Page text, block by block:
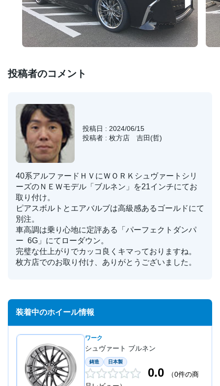
投稿者のコメント
投稿日 : 2024/06/15
投稿者 : 枚方店 吉田(哲)
40系アルファードＨＶにＷＯＲＫシュヴァートシリ
ーズのＮＥＷモデル「ブルネン」を21インチにてお
取り付け。
ピアスボルトとエアバルブは高級感あるゴールドにて
別注。
車高調は乗り心地に定評ある「パーフェクトダンパ
ー 6G」にてローダウン。
完璧な仕上がりでカッコ良くキマっておりますね。
枚方店でのお取り付け、ありがとうございました。
装着中のホイール情報
ワーク
シュヴァート ブルネン
鋳造 日本製
0.0
（0件の商